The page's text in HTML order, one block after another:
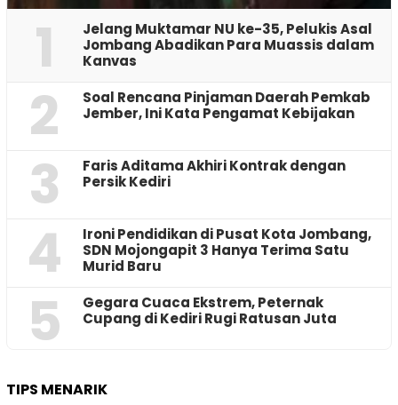
1
Jelang Muktamar NU ke-35, Pelukis Asal
Jombang Abadikan Para Muassis dalam
Kanvas
2
‎Soal Rencana Pinjaman Daerah Pemkab
Jember, Ini Kata Pengamat Kebijakan ‎
3
Faris Aditama Akhiri Kontrak dengan
Persik Kediri
4
Ironi Pendidikan di Pusat Kota Jombang,
SDN Mojongapit 3 Hanya Terima Satu
Murid Baru
5
‎Gegara Cuaca Ekstrem, Peternak
Cupang di Kediri Rugi Ratusan Juta
TIPS MENARIK